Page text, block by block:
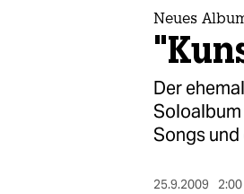
Neues
Der
Soloalbum
Songs und
25.9.2009